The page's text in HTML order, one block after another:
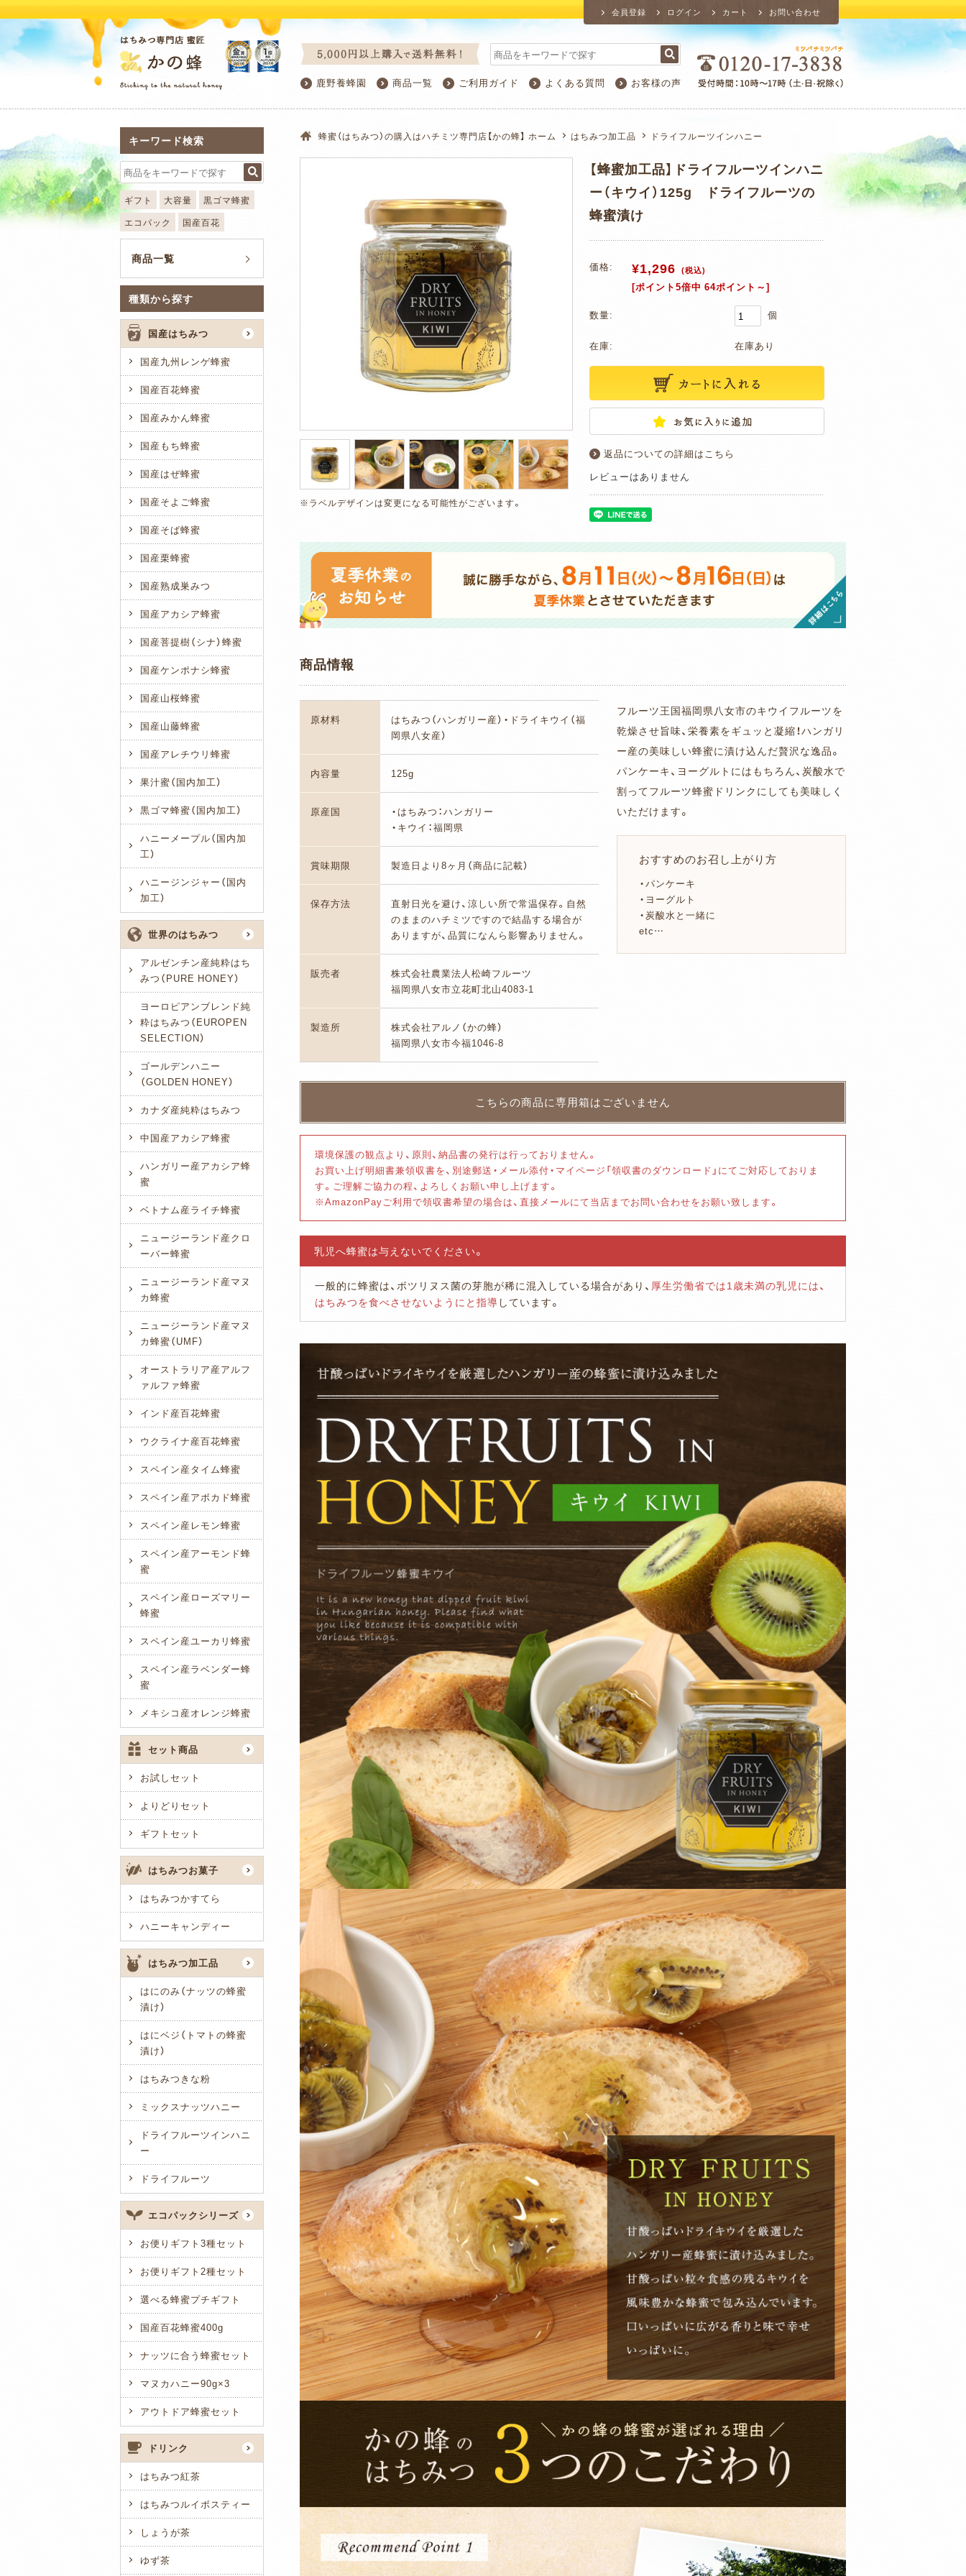
鹿野養蜂園 商品一覧 ご利用ガイド よくある質問 お客様の声
会員登録 ログイン カート お問い合わせ
蜂蜜（はちみつ）の購入はハチミツ専門店【かの蜂】 ホーム はちみつ加工品 ドライフルーツインハニー
【蜂蜜加工品】ドライフルーツインハニ
ー（キウイ）125g ドライフルーツの
蜂蜜漬け
価格: ¥1,296 (税込)
[ポイント5倍中 64ポイント～]
数量: 個
在庫: 在庫あり
返品についての詳細はこちら
レビューはありません
商品情報
原材料
はちみつ（ハンガリー産）・ドライキウイ（福
岡県八女産）
内容量 125g
原産国
・はちみつ：ハンガリー
・キウイ：福岡県
賞味期限 製造日より8ヶ月（商品に記載）
保存方法
直射日光を避け、涼しい所で常温保存。自然
のままのハチミツですので結晶する場合が
ありますが、品質になんら影響ありません。
販売者
株式会社農業法人松崎フルーツ
福岡県八女市立花町北山4083-1
製造所
株式会社アルノ（かの蜂）
福岡県八女市今福1046-8
フルーツ王国福岡県八女市のキウイフルーツを
乾燥させ旨味、栄養素をギュッと凝縮！ハンガリ
ー産の美味しい蜂蜜に漬け込んだ贅沢な逸品。
パンケーキ、ヨーグルトにはもちろん、炭酸水で
割ってフルーツ蜂蜜ドリンクにしても美味しく
いただけます。
おすすめのお召し上がり方
・パンケーキ
・ヨーグルト
・炭酸水と一緒に
etc…
環境保護の観点より、原則、納品書の発行は行っておりません。
お買い上げ明細書兼領収書を、別途郵送・メール添付・マイページ「領収書のダウンロード」にてご対応しておりま
す。ご理解ご協力の程、よろしくお願い申し上げます。
※AmazonPayご利用で領収書希望の場合は、直接メールにて当店までお問い合わせをお願い致します。
乳児へ蜂蜜は与えないでください。
一般的に蜂蜜は、ボツリヌス菌の芽胞が稀に混入している場合があり、 厚生労働省では1歳未満の乳児には、
はちみつを食べさせないようにと指導 しています。
キーワード検索
ギフト 大容量
黒ゴマ蜂蜜
エコパック
国産百花
商品一覧
種類から探す
国産はちみつ
国産九州レンゲ蜂蜜
国産百花蜂蜜
国産みかん蜂蜜
国産もち蜂蜜
国産はぜ蜂蜜
国産そよご蜂蜜
国産そば蜂蜜
国産栗蜂蜜
国産熟成巣みつ
国産アカシア蜂蜜
国産菩提樹（シナ）蜂蜜
国産ケンポナシ蜂蜜
国産山桜蜂蜜
国産山藤蜂蜜
国産アレチウリ蜂蜜
果汁蜜（国内加工）
黒ゴマ蜂蜜（国内加工）
ハニーメープル（国内加
工）
ハニージンジャー（国内
加工）
世界のはちみつ
アルゼンチン産純粋はち
みつ（PURE HONEY）
ヨーロピアンブレンド純
粋はちみつ（EUROPEN
SELECTION）
ゴールデンハニー
（GOLDEN HONEY）
カナダ産純粋はちみつ
中国産アカシア蜂蜜
ハンガリー産アカシア蜂
蜜
ベトナム産ライチ蜂蜜
ニュージーランド産クロ
ーバー蜂蜜
ニュージーランド産マヌ
カ蜂蜜
ニュージーランド産マヌ
カ蜂蜜（UMF）
オーストラリア産アルフ
ァルファ蜂蜜
インド産百花蜂蜜
ウクライナ産百花蜂蜜
スペイン産タイム蜂蜜
スペイン産アボカド蜂蜜
スペイン産レモン蜂蜜
スペイン産アーモンド蜂
蜜
スペイン産ローズマリー
蜂蜜
スペイン産ユーカリ蜂蜜
スペイン産ラベンダー蜂
蜜
メキシコ産オレンジ蜂蜜
セット商品
お試しセット
よりどりセット
ギフトセット
はちみつお菓子
はちみつかすてら
ハニーキャンディー
はちみつ加工品
はにのみ（ナッツの蜂蜜
漬け）
はにベジ（トマトの蜂蜜
漬け）
はちみつきな粉
ミックスナッツハニー
ドライフルーツインハニ
ー
ドライフルーツ
エコパックシリーズ
お便りギフト3種セット
お便りギフト2種セット
選べる蜂蜜プチギフト
国産百花蜂蜜400g
ナッツに合う蜂蜜セット
マヌカハニー90g×3
アウトドア蜂蜜セット
ドリンク
はちみつ紅茶
はちみつルイボスティー
しょうが茶
ゆず茶